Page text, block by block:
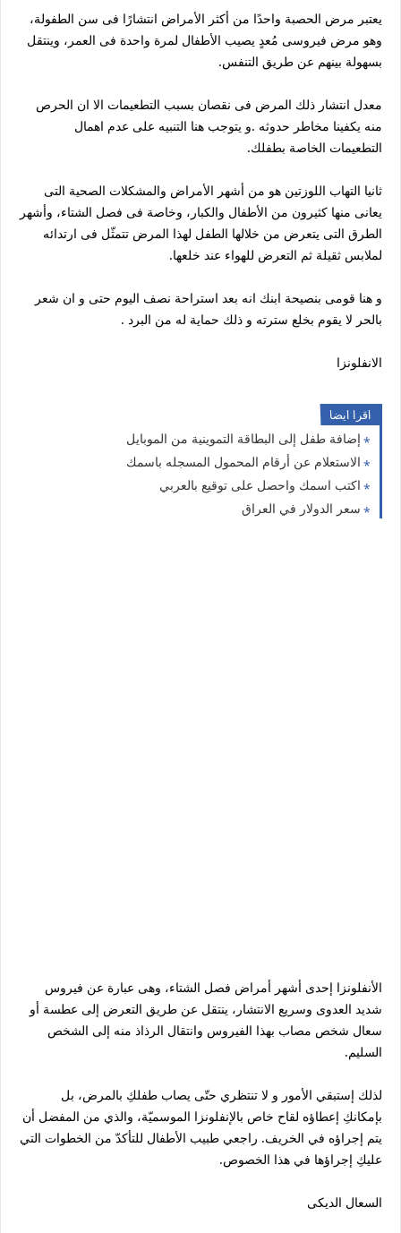
يعتبر مرض الحصبة واحدًا من أكثر الأمراض انتشارًا فى سن الطفولة،
وهو مرض فيروسى مُعدٍ يصيب الأطفال لمرة واحدة فى العمر، وينتقل
بسهولة بينهم عن طريق التنفس.
معدل انتشار ذلك المرض فى نقصان بسبب التطعيمات الا ان الحرص
منه يكفينا مخاطر حدوثه .و يتوجب هنا التنبيه على عدم اهمال
التطعيمات الخاصة بطفلك.
ثانيا التهاب اللوزتين هو من أشهر الأمراض والمشكلات الصحية التى
يعانى منها كثيرون من الأطفال والكبار، وخاصة فى فصل الشتاء، وأشهر
الطرق التى يتعرض من خلالها الطفل لهذا المرض تتمثّل فى ارتدائه
لملابس ثقيلة ثم التعرض للهواء عند خلعها.
و هنا قومى بنصيحة ابنك انه بعد استراحة نصف اليوم حتى و ان شعر
بالحر لا يقوم بخلع سترته و ذلك حماية له من البرد .
الانفلونزا
اقرا ايضا
إضافة طفل إلى البطاقة التموينية من الموبايل
الاستعلام عن أرقام المحمول المسجله باسمك
اكتب اسمك واحصل على توقيع بالعربي
سعر الدولار في العراق
الأنفلونزا إحدى أشهر أمراض فصل الشتاء، وهى عبارة عن فيروس
شديد العدوى وسريع الانتشار، ينتقل عن طريق التعرض إلى عطسة أو
سعال شخص مصاب بهذا الفيروس وانتقال الرذاذ منه إلى الشخص
السليم.
لذلك إستبقي الأمور و لا تنتظري حتّى يصاب طفلكِ بالمرض، بل
بإمكانكِ إعطاؤه لقاح خاص بالإنفلونزا الموسميّة، والذي من المفضل أن
يتم إجراؤه في الخريف. راجعي طبيب الأطفال للتأكدّ من الخطوات التي
عليكِ إجراؤها في هذا الخصوص.
السعال الديكى